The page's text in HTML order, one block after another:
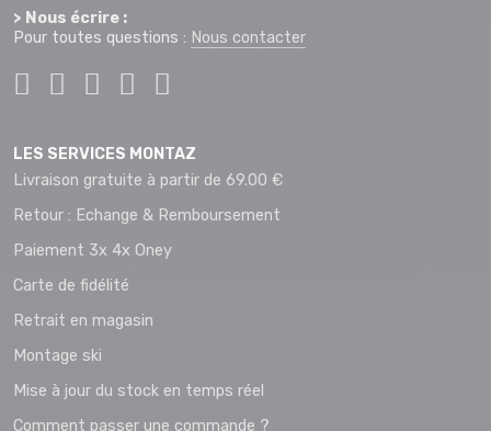
> Nous écrire :
Pour toutes questions : Nous contacter
LES SERVICES MONTAZ
Livraison gratuite à partir de 69.00 €
Retour : Echange & Remboursement
Paiement 3x 4x Oney
Carte de fidélité
Retrait en magasin
Montage ski
Mise à jour du stock en temps réel
Comment passer une commande ?